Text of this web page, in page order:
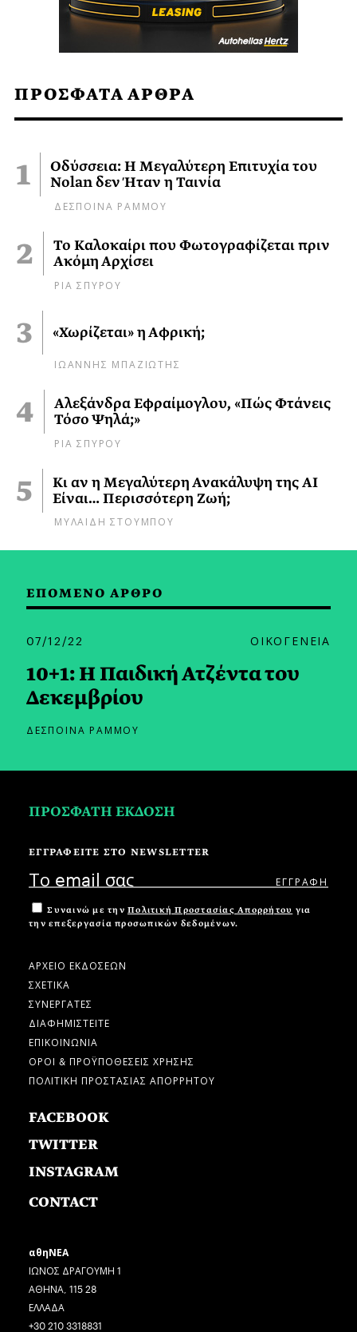
ΠΡΟΣΦΑΤΑ ΑΡΘΡΑ
Οδύσσεια: Η Μεγαλύτερη Επιτυχία του
Nolan δεν Ήταν η Ταινία
ΔΕΣΠΟΙΝΑ ΡΑΜΜΟΥ
Το Καλοκαίρι που Φωτογραφίζεται πριν
Ακόμη Αρχίσει
ΡΙΑ ΣΠΥΡΟΥ
«Χωρίζεται» η Αφρική;
ΙΩΑΝΝΗΣ ΜΠΑΖΙΩΤΗΣ
Αλεξάνδρα Εφραίμογλου, «Πώς Φτάνεις
Τόσο Ψηλά;»
ΡΙΑ ΣΠΥΡΟΥ
Κι αν η Μεγαλύτερη Ανακάλυψη της AI
Είναι… Περισσότερη Ζωή;
ΜΥΛΑΙΔΗ ΣΤΟΥΜΠΟΥ
ΕΠΟΜΕΝΟ ΑΡΘΡΟ
07/12/22 ΟΙΚΟΓΕΝΕΙΑ
10+1: Η Παιδική Ατζέντα του
Δεκεμβρίου
ΔΕΣΠΟΙΝΑ ΡΑΜΜΟΥ
ΠΡΟΣΦΑΤΗ ΕΚΔΟΣΗ
ΕΓΓΡΑΦΕΙΤΕ ΣΤΟ NEWSLETTER
Συναινώ με την Πολιτική Προστασίας Απορρήτου για
την επεξεργασία προσωπικών δεδομένων.
ΑΡΧΕΙΟ ΕΚΔΟΣΕΩΝ
ΣΧΕΤΙΚΑ
ΣΥΝΕΡΓΑΤΕΣ
ΔΙΑΦΗΜΙΣΤΕΙΤΕ
ΕΠΙΚΟΙΝΩΝΙΑ
ΟΡΟΙ & ΠΡΟΫΠΟΘΕΣΕΙΣ ΧΡΗΣΗΣ
ΠΟΛΙΤΙΚΗ ΠΡΟΣΤΑΣΙΑΣ ΑΠΟΡΡΗΤΟΥ
FACEBOOK
TWITTER
INSTAGRAM
CONTACT
αθηΝΕΑ
ΙΩΝΟΣ ΔΡΑΓΟΥΜΗ 1
ΑΘΗΝΑ, 115 28
ΕΛΛΑΔΑ
+30 210 3318831